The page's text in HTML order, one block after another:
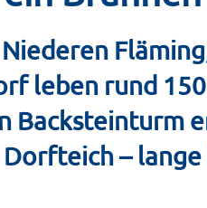
leben rund
Backsteinturm
–